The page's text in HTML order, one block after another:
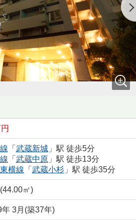
「 武蔵新城」駅 徒歩5分
「 武蔵中原」駅 徒歩13分
横線 「 武蔵小杉」駅 徒歩35分
㎡)
年 3月(築37年)